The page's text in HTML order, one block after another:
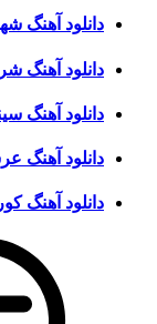
دانلود آهنگ
دانلود آهنگ
دانلود آهنگ
دانلود آهنگ
دانلود آهنگ